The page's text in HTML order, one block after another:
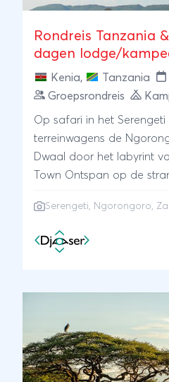
Rondreis Tanzania
dagen lodge/
Kenia, Tanzania
Groepsrondreis
Op safari in het Serengeti
terreinwagens de
Dwaal door het labyrint
Town Ontspan op de
Serengeti Ngorongoro